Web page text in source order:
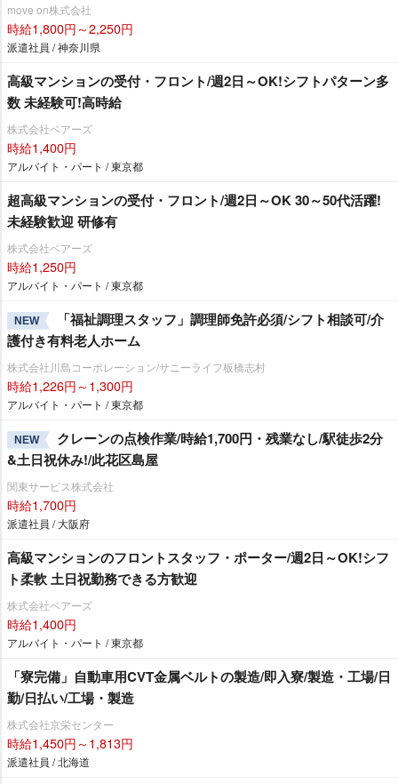
move on株式会社
時給1,800円～2,250円
派遣社員 / 神奈川県
高級マンションの受付・フロント/週2日～OK!シフトパターン多
数 未経験可!高時給
株式会社ベアーズ
時給1,400円
アルバイト・パート / 東京都
超高級マンションの受付・フロント/週2日～OK 30～50代活躍!
未経験歓迎 研修有
株式会社ベアーズ
時給1,250円
アルバイト・パート / 東京都
NEW
「福祉調理スタッフ」調理師免許必須/シフト相談可/介
護付き有料老人ホーム
株式会社川島コーポレーション/サニーライフ板橋志村
時給1,226円～1,300円
アルバイト・パート / 東京都
NEW
クレーンの点検作業/時給1,700円・残業なし/駅徒歩2分
&土日祝休み!/此花区島屋
関東サービス株式会社
時給1,700円
派遣社員 / 大阪府
高級マンションのフロントスタッフ・ポーター/週2日～OK!シフ
ト柔軟 土日祝勤務できる方歓迎
株式会社ベアーズ
時給1,400円
アルバイト・パート / 東京都
「寮完備」自動車用CVT金属ベルトの製造/即入寮/製造・工場/日
勤/日払い/工場・製造
株式会社京栄センター
時給1,450円～1,813円
派遣社員 / 北海道